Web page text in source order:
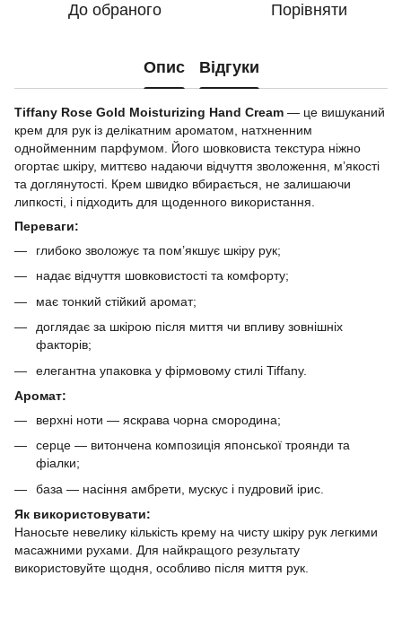
До обраного Порівняти
Опис Відгуки
Tiffany Rose Gold Moisturizing Hand Cream — це вишуканий
крем для рук із делікатним ароматом, натхненним
однойменним парфумом. Його шовковиста текстура ніжно
огортає шкіру, миттєво надаючи відчуття зволоження, м’якості
та доглянутості. Крем швидко вбирається, не залишаючи
липкості, і підходить для щоденного використання.
Переваги:
глибоко зволожує та пом’якшує шкіру рук;
надає відчуття шовковистості та комфорту;
має тонкий стійкий аромат;
доглядає за шкірою після миття чи впливу зовнішніх
факторів;
елегантна упаковка у фірмовому стилі Tiffany.
Аромат:
верхні ноти — яскрава чорна смородина;
серце — витончена композиція японської троянди та
фіалки;
база — насіння амбрети, мускус і пудровий ірис.
Як використовувати:
Наносьте невелику кількість крему на чисту шкіру рук легкими
масажними рухами. Для найкращого результату
використовуйте щодня, особливо після миття рук.